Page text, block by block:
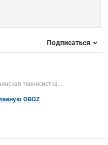
Подписаться
теннисистка...
OBOZ